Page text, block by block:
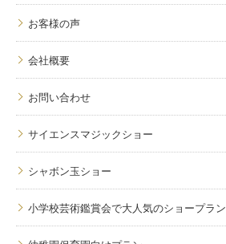
お客様の声
会社概要
お問い合わせ
サイエンスマジックショー
シャボン玉ショー
小学校芸術鑑賞会で大人気のショープラン